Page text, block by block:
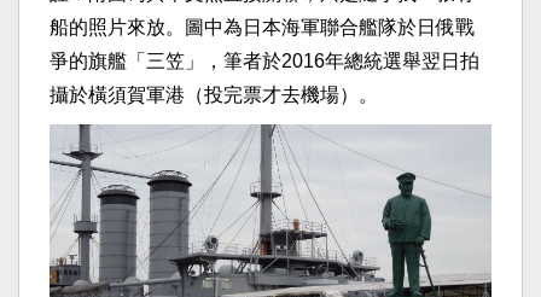
船的照片來放。圖中為日本海軍聯合艦隊於日俄戰
爭的旗艦「三笠」，筆者於2016年總統選舉翌日拍
攝於橫須賀軍港（投完票才去機場）。